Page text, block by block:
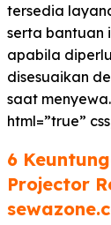
tersedia
serta bantuan
apabila
disesuaikan
saat
html=”true”
6
Projector